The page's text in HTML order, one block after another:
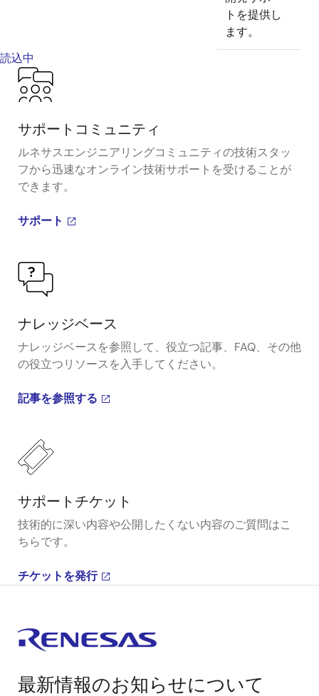
トを提供し
ます。
読込中
サポートコミュニティ
ルネサスエンジニアリングコミュニティの技術スタッ
フから迅速なオンライン技術サポートを受けることが
できます。
サポート
ナレッジベース
ナレッジベースを参照して、役立つ記事、FAQ、その他
の役立つリソースを入手してください。
記事を参照する
サポートチケット
技術的に深い内容や公開したくない内容のご質問はこ
ちらです。
チケットを発行
最新情報のお知らせについて